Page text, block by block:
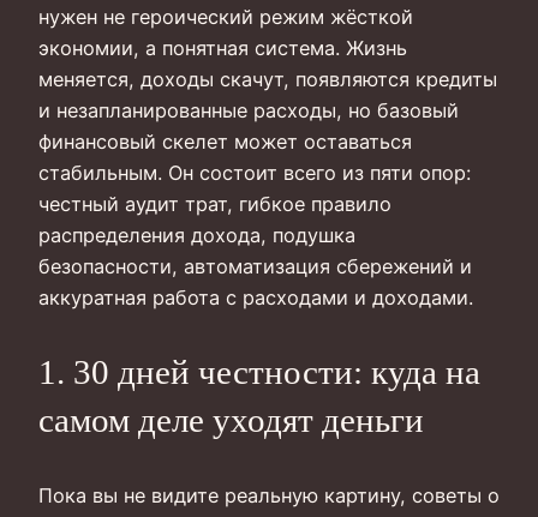
нужен не героический режим жёсткой
экономии, а понятная система. Жизнь
меняется, доходы скачут, появляются кредиты
и незапланированные расходы, но базовый
финансовый скелет может оставаться
стабильным. Он состоит всего из пяти опор:
честный аудит трат, гибкое правило
распределения дохода, подушка
безопасности, автоматизация сбережений и
аккуратная работа с расходами и доходами.
1. 30 дней честности: куда на
самом деле уходят деньги
Пока вы не видите реальную картину, советы о